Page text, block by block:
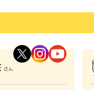
さん